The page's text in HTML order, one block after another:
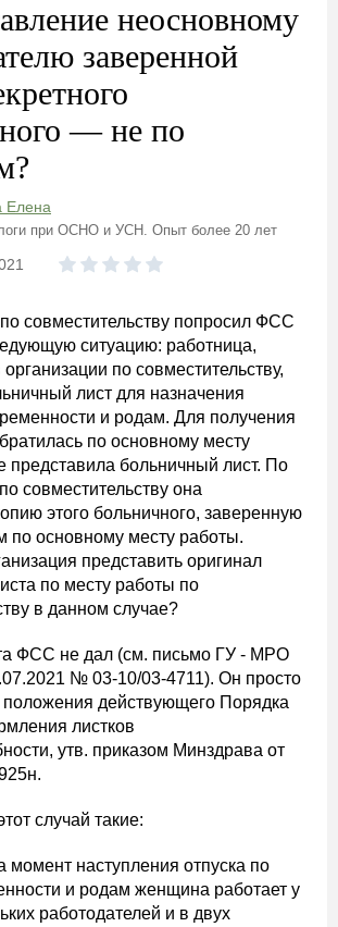
неосновному
заверенной
— не по
Елена
при ОСНО и УСН. Опыт более 20 лет
совместительству попросил ФСС
ситуацию: работница,
по совместительству,
лист для назначения
и родам. Для получения
по основному месту
представила больничный лист. По
совместительству она
этого больничного, заверенную
по основному месту работы.
представить оригинал
по месту работы по
в данном случае?
ФСС не дал (см. письмо ГУ - МРО
№ 03-10/03-4711). Он просто
положения действующего Порядка
листков
утв. приказом Минздрава от
случай такие:
момент наступления отпуска по
и родам женщина работает у
работодателей и в двух